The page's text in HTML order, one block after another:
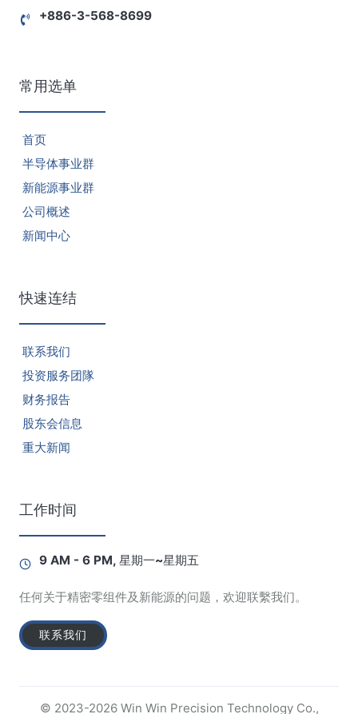
+886-3-568-8699
常用选单
首页
半导体事业群
新能源事业群
公司概述
新闻中心
快速连结
联系我们
投资服务团隊
财务报告
股东会信息
重大新闻
工作时间
9 AM - 6 PM, 星期一~星期五
任何关于精密零组件及新能源的问题，欢迎联繫我们。
联系我们
© 2023-2026 Win Win Precision Technology Co.,